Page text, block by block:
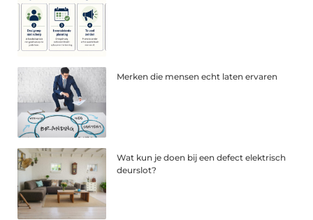
Merken die mensen echt laten ervaren
Wat kun je doen bij een defect elektrisch
deurslot?